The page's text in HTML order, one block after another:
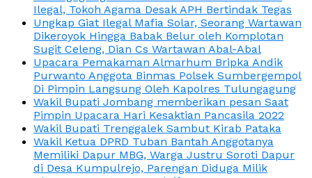
Ilegal, Tokoh Agama Desak APH Bertindak Tegas
Ungkap Giat Ilegal Mafia Solar, Seorang Wartawan
Dikeroyok Hingga Babak Belur oleh Komplotan
Sugit Celeng, Dian Cs Wartawan Abal-Abal
Upacara Pemakaman Almarhum Bripka Andik
Purwanto Anggota Binmas Polsek Sumbergempol
Di Pimpin Langsung Oleh Kapolres Tulungagung
Wakil Bupati Jombang memberikan pesan Saat
Pimpin Upacara Hari Kesaktian Pancasila 2022
Wakil Bupati Trenggalek Sambut Kirab Pataka
Wakil Ketua DPRD Tuban Bantah Anggotanya
Memiliki Dapur MBG, Warga Justru Soroti Dapur
di Desa Kumpulrejo, Parengan Diduga Milik